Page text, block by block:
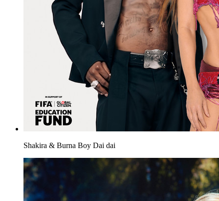
Shakira & Burna Boy Dai dai